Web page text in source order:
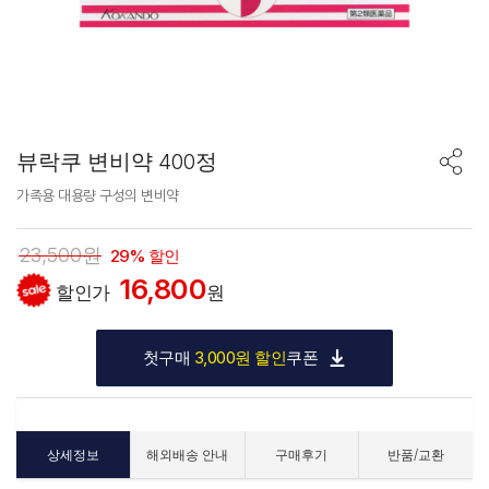
뷰락쿠 변비약 400정
가족용 대용량 구성의 변비약
23,500원 29% 할인
할인가 16,800원
첫구매 3,000원 할인쿠폰
상세정보 해외배송 안내 구매후기 반품/교환